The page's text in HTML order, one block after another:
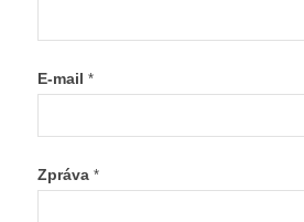
E-mail *
Zpráva *